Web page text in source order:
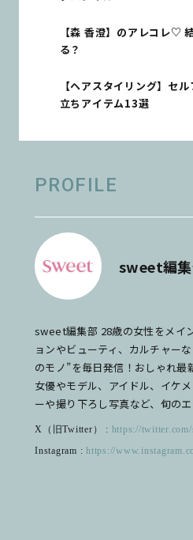
【森 香澄】のアレコレ♡
る？
【ヘアスタイリング】セ
立ちアイテム13選
PROFILE
sweet編
sweet編集部 28歳の女性をメイ
ョンやビューティ、カルチャー
のモノ”を毎日発信！おしゃれ最
女優やモデル、アイドル、イケ
ーや撮り下ろし写真など、旬の
X（旧Twitter） : https://
Instagram : https://